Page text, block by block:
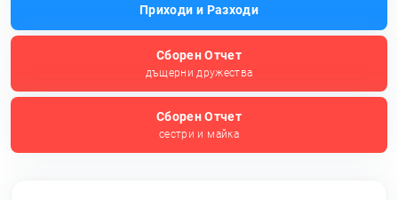
Приходи и Разходи
Сборен Отчет
дъщерни дружества
Сборен Отчет
сестри и майка